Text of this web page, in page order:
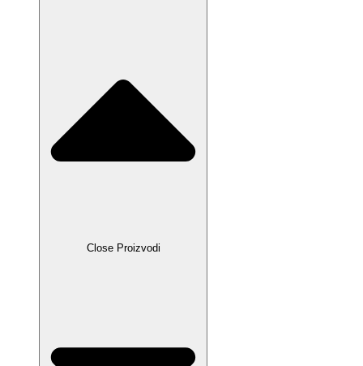
Close Proizvodi